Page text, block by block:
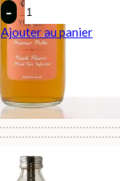
Quantity
Ajouter au panier